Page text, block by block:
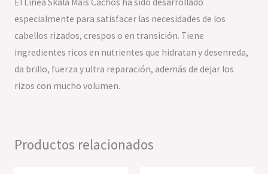
especialmente para satisfacer las necesidades de los
cabellos rizados, crespos o en transición. Tiene
ingredientes ricos en nutrientes que hidratan y desenreda,
da brillo, fuerza y ultra reparación, además de dejar los
rizos con mucho volumen.
Productos relacionados